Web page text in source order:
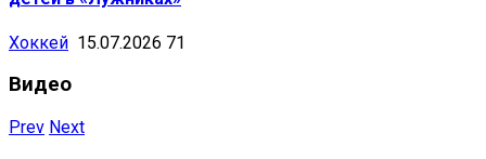
Хоккей 15.07.2026 71
Видео
Prev Next